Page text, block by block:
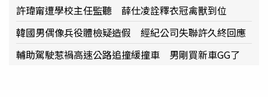
許瑋甯遭學校主任監聽 薛仕凌詮釋衣冠禽獸到位
韓國男偶像兵役體檢疑造假 經紀公司失聯許久終回應
輔助駕駛惹禍高速公路追撞緩撞車 男剛買新車GG了